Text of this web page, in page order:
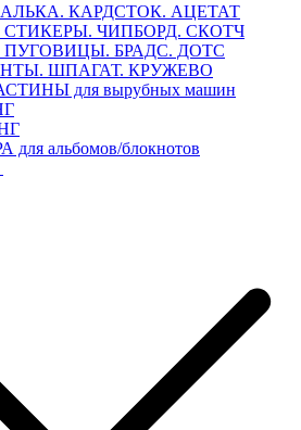
КАРДСТОК. АЦЕТАТ
ЧИПБОРД. СКОТЧ
БРАДС. ДОТС
ШПАГАТ. КРУЖЕВО
для вырубных машин
альбомов/блокнотов